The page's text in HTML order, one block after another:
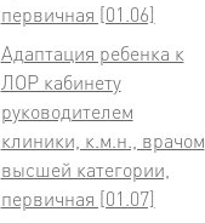
первичная [01.06]
Адаптация ребенка к
ЛОР кабинету
руководителем
клиники, к.м.н., врачом
высшей категории,
первичная [01.07]